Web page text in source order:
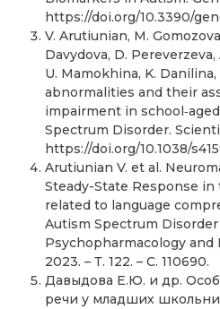
https://doi.org/10.3390/
V. Arutiunian, M.
Davydova, D.
U. Mamokhina, K.
abnormalities and their
impairment in
Spectrum Disorder.
https://doi.org/10.1038/
Arutiunian V. et al.
Steady-State Response
related to language
Autism Spectrum
Psychopharmacology and
2023. – Т. 122. – С. 110690.
Давыдова Е.Ю. и др.
речи у младших